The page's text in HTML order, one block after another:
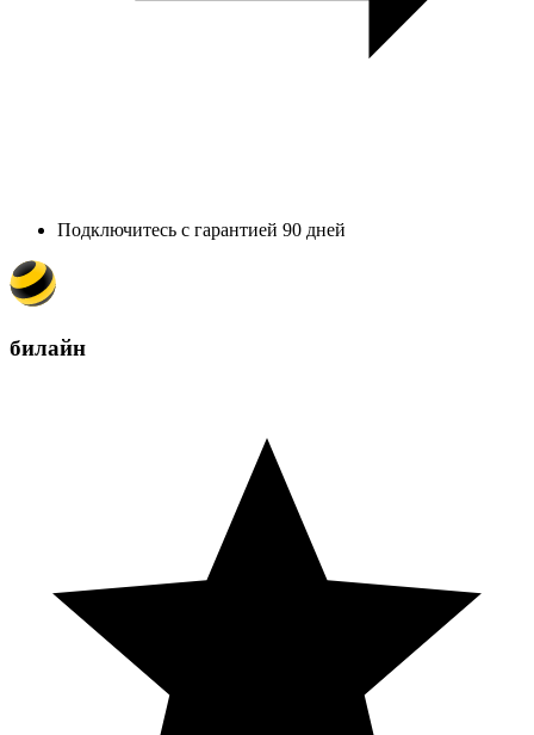
Подключитесь с гарантией 90 дней
билайн